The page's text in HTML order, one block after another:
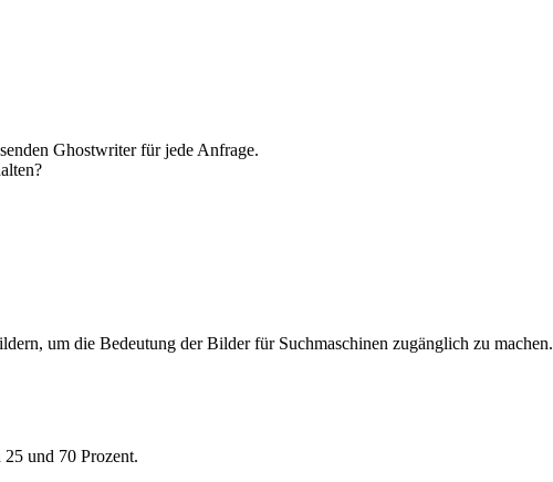
Ghostwriter für jede Anfrage.
um die Bedeutung der Bilder für Suchmaschinen zugänglich zu machen.
und 70 Prozent.